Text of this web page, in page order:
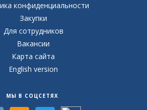
конфиденциальности
Закупки
Для сотрудников
Вакансии
Карта сайта
English version
МЫ В СОЦСЕТЯХ